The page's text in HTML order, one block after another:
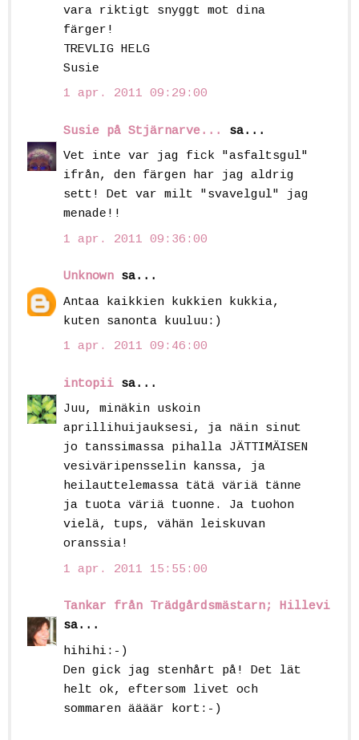
vara riktigt snyggt mot dina
färger!
TREVLIG HELG
Susie
1 apr. 2011 09:29:00
Susie på Stjärnarve...
sa...
Vet inte var jag fick "asfaltsgul"
ifrån, den färgen har jag aldrig
sett! Det var milt "svavelgul" jag
menade!!
1 apr. 2011 09:36:00
Unknown sa...
Antaa kaikkien kukkien kukkia,
kuten sanonta kuuluu:)
1 apr. 2011 09:46:00
intopii sa...
Juu, minäkin uskoin
aprillihuijauksesi, ja näin sinut
jo tanssimassa pihalla JÄTTIMÄISEN
vesiväripensselin kanssa, ja
heilauttelemassa tätä väriä tänne
ja tuota väriä tuonne. Ja tuohon
vielä, tups, vähän leiskuvan
oranssia!
1 apr. 2011 15:55:00
Tankar från Trädgårdsmästarn; Hillevi
sa...
hihihi:-)
Den gick jag stenhårt på! Det lät
helt ok, eftersom livet och
sommaren äääär kort:-)